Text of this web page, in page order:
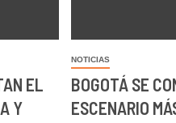
EL
Y
NOTICIAS
BOGOTÁ SE
ESCENARIO